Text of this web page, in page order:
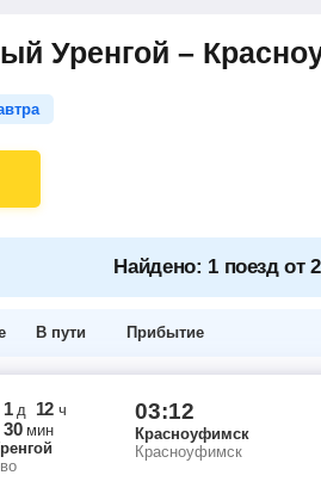
Уренгой –
Найдено: 1 поезд от
В пути Прибытие
1д 12 ч
30мин
03:12
Красноуфимск
Красноуфимск